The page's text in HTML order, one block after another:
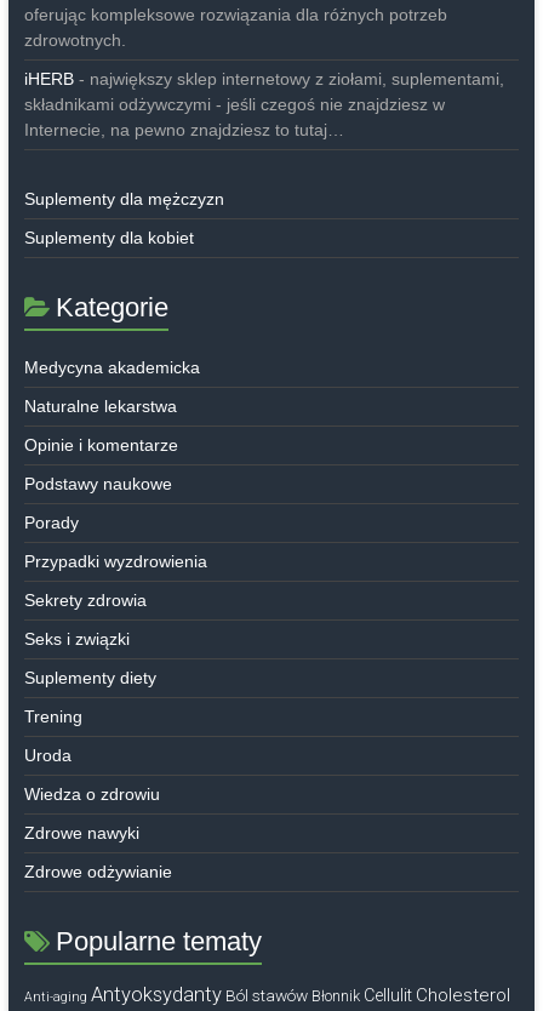
oferując kompleksowe rozwiązania dla różnych potrzeb
zdrowotnych.
iHERB- największy sklep internetowy z ziołami, suplementami,
składnikami odżywczymi - jeśli czegoś nie znajdziesz w
Internecie, na pewno znajdziesz to tutaj…
Suplementy dla mężczyzn
Suplementy dla kobiet
Kategorie
Medycyna akademicka
Naturalne lekarstwa
Opinie i komentarze
Podstawy naukowe
Porady
Przypadki wyzdrowienia
Sekrety zdrowia
Seks i związki
Suplementy diety
Trening
Uroda
Wiedza o zdrowiu
Zdrowe nawyki
Zdrowe odżywianie
Popularne tematy
Anti-aging Antyoksydanty Ból stawów Błonnik Cellulit Cholesterol